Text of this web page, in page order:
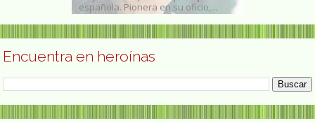
española. Pionera en su oficio,...
Encuentra en heroínas